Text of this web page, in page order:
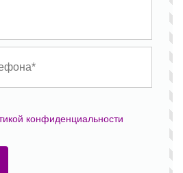
конфиденциальности